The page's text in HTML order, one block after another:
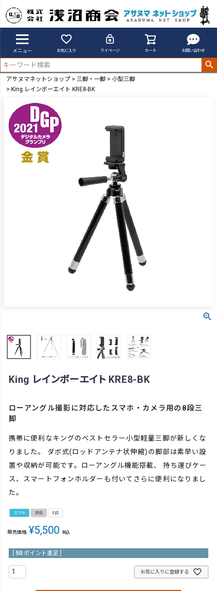
メニュー お気に入り マイページ カート お問い合わせ
アサヌマネットショップ 三脚・一脚
小型三脚
King レインボーエイト KRE8-BK
King レインボーエイト KRE8-BK
ローアングル撮影に対応したスマホ・カメラ用の8段三
脚
携帯に便利なキングのベストセラー小型軽量三脚が新しくな
りました。 ダボ式(ロッドアンテナ状伸縮)の脚部は素早い設
置や収納が可能です。ローアングル機能搭載、 持ち運びケー
ス、スマートフォンホルダーも付いてさらに便利になりまし
た。
スマホ 真鍮 8段
販売価格 ¥5,500 税込
50 ポイント進呈 ]
お気に入りに登録する